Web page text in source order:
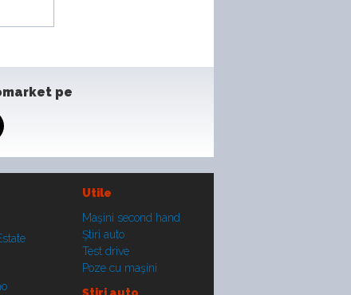
pe
Utile
Maşini second hand
Ştiri auto
Test drive
Poze cu maşini